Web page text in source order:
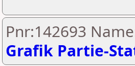
Pnr:142693
Grafik Partie-